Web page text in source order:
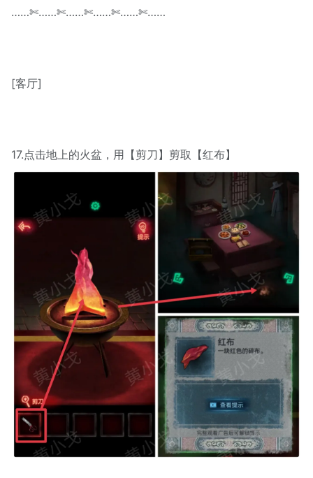
……✄……✄……✄……✄……✄……
[客厅]
17.点击地上的火盆，用【剪刀】剪取【红布】